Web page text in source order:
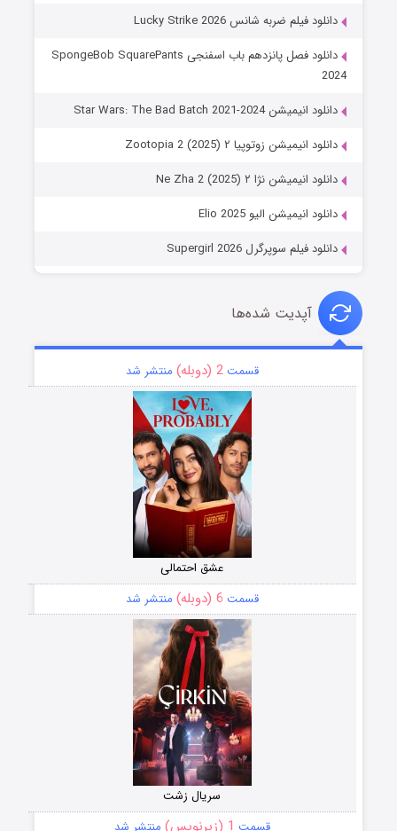
دانلود فیلم ضربه شانس Lucky Strike 2026
دانلود فصل پانزدهم باب اسفنجی SpongeBob SquarePants
2024
دانلود انیمیشن Star Wars: The Bad Batch 2021-2024
دانلود انیمیشن زوتوپیا ۲ Zootopia 2 (2025)
دانلود انیمیشن نژا ۲ Ne Zha 2 (2025)
دانلود انیمیشن الیو Elio 2025
دانلود فیلم سوپرگرل Supergirl 2026
آپدیت شده‌ها
قسمت2 (دوبله) منتشر شد
عشق احتمالی
قسمت 6 (دوبله) منتشر شد
سریال زشت
قسمت 1 (زیرنویس) منتشر شد